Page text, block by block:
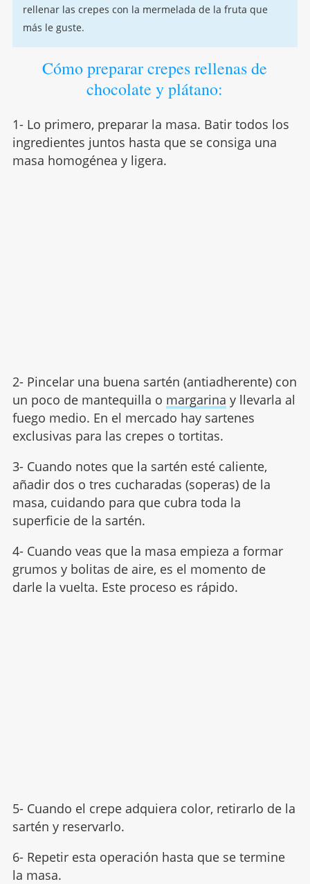
rellenar las crepes con la mermelada de la fruta que
más le guste.
Cómo preparar crepes rellenas de
chocolate y plátano:
1- Lo primero, preparar la masa. Batir todos los
ingredientes juntos hasta que se consiga una
masa homogénea y ligera.
2- Pincelar una buena sartén (antiadherente) con
un poco de mantequilla o margarina y llevarla al
fuego medio. En el mercado hay sartenes
exclusivas para las crepes o tortitas.
3- Cuando notes que la sartén esté caliente,
añadir dos o tres cucharadas (soperas) de la
masa, cuidando para que cubra toda la
superficie de la sartén.
4- Cuando veas que la masa empieza a formar
grumos y bolitas de aire, es el momento de
darle la vuelta. Este proceso es rápido.
5- Cuando el crepe adquiera color, retirarlo de la
sartén y reservarlo.
6- Repetir esta operación hasta que se termine
la masa.